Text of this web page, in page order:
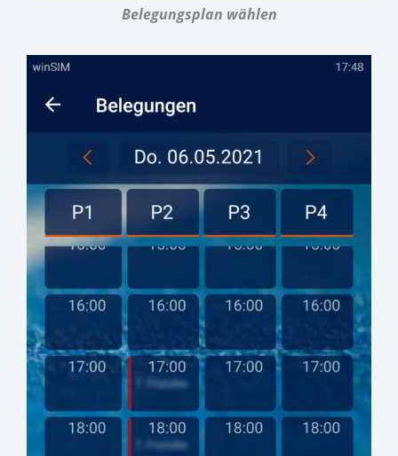
Belegungsplan wählen